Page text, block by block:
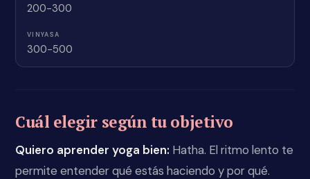
200-300
300-500
Cuál elegir según tu objetivo
Quiero aprender yoga bien: Hatha. El ritmo lento te
permite entender qué estás haciendo y por qué.